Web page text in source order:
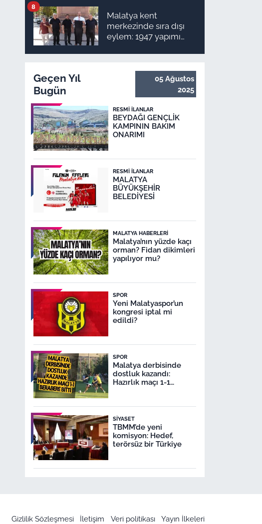
Malatya kent
merkezinde sıra dışı
eylem: 1947 yapımı
giydirmek istediler
8
Geçen Yıl
Bugün
05 Ağustos
2025
RESMI İLANLAR
BEYDAĞI GENÇLİK
KAMPININ BAKIM
ONARIMI
RESMI İLANLAR
MALATYA
BÜYÜKŞEHİR
BELEDİYESİ
MALATYA HABERLERI
Malatya’nın yüzde kaçı
orman? Fidan dikimleri
yapılıyor mu?
SPOR
Yeni Malatyaspor’un
kongresi iptal mi
edildi?
SPOR
Malatya derbisinde
dostluk kazandı:
Hazırlık maçı 1-1
SIYASET
TBMM’de yeni
komisyon: Hedef,
terörsüz bir Türkiye
Gizlilik Sözleşmesi İletişim Veri politikası Yayın İlkeleri